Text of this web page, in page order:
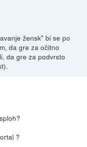
žensk" bi se po
da gre za očitno
da gre za podvrsto
?